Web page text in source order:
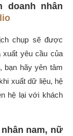
doanh nhân
chụp sẽ được
xuất yêu cầu của
bạn hãy yên tâm
xuất dữ liệu, hệ
hệ lại với khách
nam, nữ